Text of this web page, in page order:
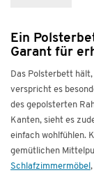
Ein
Garant für
Das Polsterbett
verspricht es
des gepolsterten
Kanten, sieht es
einfach wohlfühlen.
gemütlichen
Schlafzimmermöbel